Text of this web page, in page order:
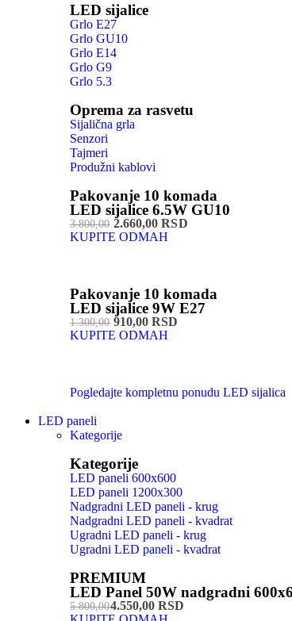
LED sijalice
Grlo E27
Grlo GU10
Grlo E14
Grlo G9
Grlo 5.3
Oprema za rasvetu
Sijalična grla
Senzori
Tajmeri
Produžni kablovi
Pakovanje 10 komada
LED sijalice 6.5W GU10
3.800,002.660,00 RSD
KUPITE ODMAH
Pakovanje 10 komada
LED sijalice 9W E27
1.300,00910,00 RSD
KUPITE ODMAH
Pogledajte kompletnu ponudu LED sijalica
LED paneli
Kategorije
Kategorije
LED paneli 600x600
LED paneli 1200x300
Nadgradni LED paneli - krug
Nadgradni LED paneli - kvadrat
Ugradni LED paneli - krug
Ugradni LED paneli - kvadrat
PREMIUM
LED Panel 50W nadgradni
5.800,004.550,00 RSD